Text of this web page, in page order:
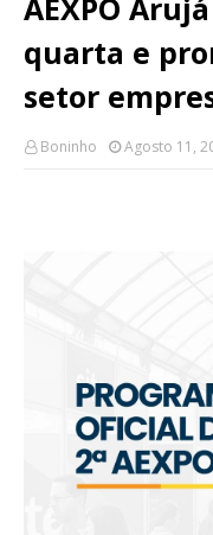
AEXPO
quarta e
setor
Boninho Agosto 11,